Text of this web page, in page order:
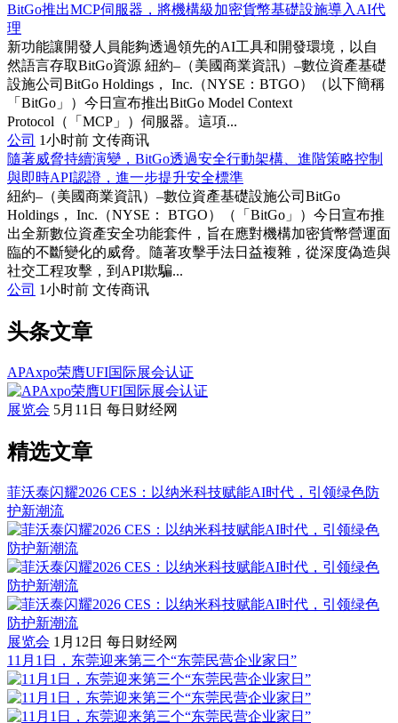
BitGo推出MCP伺服器，將機構級加密貨幣基礎設施導入AI代
理
新功能讓開發人員能夠透過領先的AI工具和開發環境，以自
然語言存取BitGo資源 紐約–（美國商業資訊）–數位資產基礎
設施公司BitGo Holdings， Inc.（NYSE：BTGO）（以下簡稱
「BitGo」）今日宣布推出BitGo Model Context
Protocol（「MCP」）伺服器。這項...
公司 1小时前 文传商讯
隨著威脅持續演變，BitGo透過安全行動架構、進階策略控制
與即時API認證，進一步提升安全標準
紐約–（美國商業資訊）–數位資產基礎設施公司BitGo
Holdings， Inc.（NYSE： BTGO）（「BitGo」）今日宣布推
出全新數位資產安全功能套件，旨在應對機構加密貨幣營運面
臨的不斷變化的威脅。隨著攻擊手法日益複雜，從深度偽造與
社交工程攻擊，到API欺騙...
公司 1小时前 文传商讯
头条文章
APAxpo荣膺UFI国际展会认证
展览会 5月11日 每日财经网
精选文章
菲沃泰闪耀2026 CES：以纳米科技赋能AI时代，引领绿色防
护新潮流
展览会 1月12日 每日财经网
11月1日，东莞迎来第三个“东莞民营企业家日”